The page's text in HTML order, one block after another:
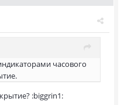
часового
:biggrin1: